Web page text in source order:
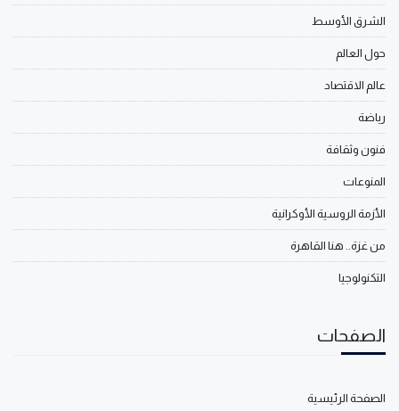
الشرق الأوسط
حول العالم
عالم الاقتصاد
رياضة
فنون وثقافة
المنوعات
الأزمة الروسية الأوكرانية
من غزة.. هنا القاهرة
التكنولوجيا
الصفحات
الصفحة الرئيسية